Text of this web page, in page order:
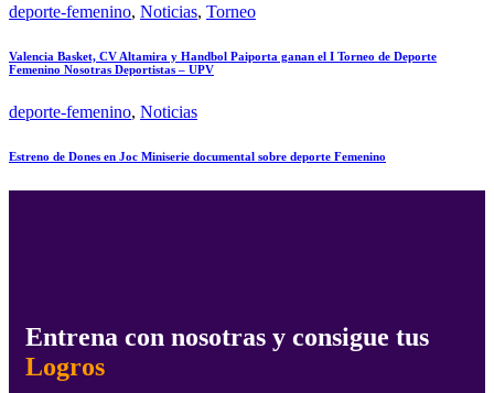
deporte-femenino, Noticias, Torneo
Valencia Basket, CV Altamira y Handbol Paiporta ganan el I Torneo de Deporte
Femenino Nosotras Deportistas – UPV
deporte-femenino, Noticias
Estreno de Dones en Joc Miniserie documental sobre deporte Femenino
Entrena con nosotras y consigue tus
Logros